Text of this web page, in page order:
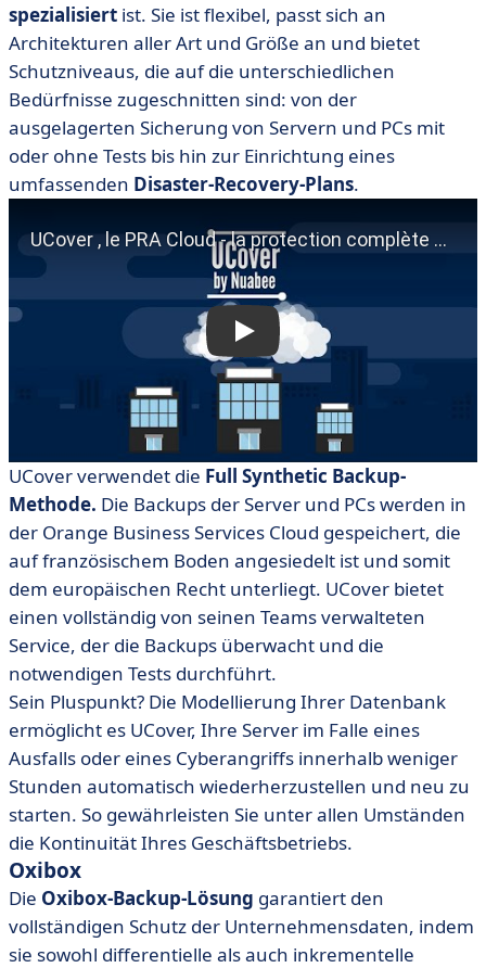
spezialisiert ist. Sie ist flexibel, passt sich an
Architekturen aller Art und Größe an und bietet
Schutzniveaus, die auf die unterschiedlichen
Bedürfnisse zugeschnitten sind: von der
ausgelagerten Sicherung von Servern und PCs mit
oder ohne Tests bis hin zur Einrichtung eines
umfassenden Disaster-Recovery-Plans.
UCover verwendet die Full Synthetic Backup-
Methode. Die Backups der Server und PCs werden in
der Orange Business Services Cloud gespeichert, die
auf französischem Boden angesiedelt ist und somit
dem europäischen Recht unterliegt. UCover bietet
einen vollständig von seinen Teams verwalteten
Service, der die Backups überwacht und die
notwendigen Tests durchführt.
Sein Pluspunkt? Die Modellierung Ihrer Datenbank
ermöglicht es UCover, Ihre Server im Falle eines
Ausfalls oder eines Cyberangriffs innerhalb weniger
Stunden automatisch wiederherzustellen und neu zu
starten. So gewährleisten Sie unter allen Umständen
die Kontinuität Ihres Geschäftsbetriebs.
Oxibox
Die Oxibox-Backup-Lösung garantiert den
vollständigen Schutz der Unternehmensdaten, indem
sie sowohl differentielle als auch inkrementelle